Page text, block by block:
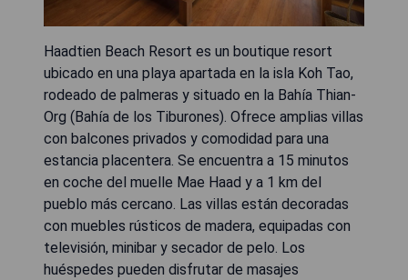
Haadtien Beach Resort es un boutique resort
ubicado en una playa apartada en la isla Koh Tao,
rodeado de palmeras y situado en la Bahía Thian-
Org (Bahía de los Tiburones). Ofrece amplias villas
con balcones privados y comodidad para una
estancia placentera. Se encuentra a 15 minutos
en coche del muelle Mae Haad y a 1 km del
pueblo más cercano. Las villas están decoradas
con muebles rústicos de madera, equipadas con
televisión, minibar y secador de pelo. Los
huéspedes pueden disfrutar de masajes